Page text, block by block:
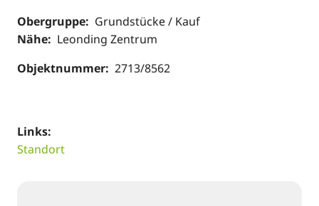
Obergruppe: Grundstücke / Kauf
Nähe: Leonding Zentrum
Objektnummer: 2713/8562
Links:
Standort